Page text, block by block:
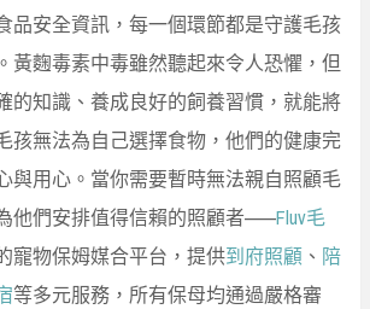
品安全資訊，每一個環節都是守護毛孩
黃麴毒素中毒雖然聽起來令人恐懼，但
的知識、養成良好的飼養習慣，就能將
孩無法為自己選擇食物，他們的健康完
與用心。當你需要暫時無法親自照顧毛
他們安排值得信賴的照顧者——Fluv毛
寵物保姆媒合平台，提供到府照顧 、 陪
等多元服務，所有保母均通過嚴格審